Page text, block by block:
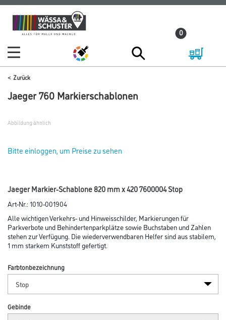
Zum
Inhalt
Zum
Navigationsmenü
0
Zurück
Jaeger 760 Markierschablonen
Abbildung ähnlich
Bitte einloggen, um Preise zu sehen
Jaeger Markier-Schablone 820 mm x 420 7600004 Stop
Art-Nr.:1010-001904
Alle wichtigen Verkehrs- und Hinweisschilder, Markierungen für
Parkverbote und Behindertenparkplätze sowie Buchstaben und Zahlen
stehen zur Verfügung. Die wiederverwendbaren Helfer sind aus stabilem,
1 mm starkem Kunststoff gefertigt.
Farbtonbezeichnung
Gebinde